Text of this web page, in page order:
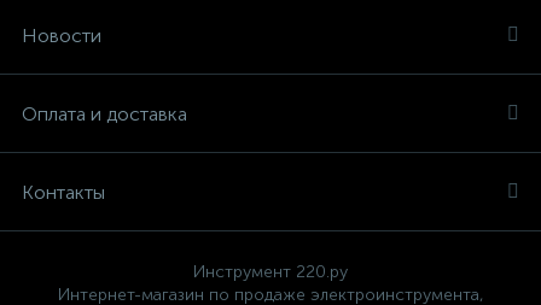
Новости
Оплата и доставка
Контакты
Инструмент 220.ру
Интернет-магазин по продаже электроинструмента,